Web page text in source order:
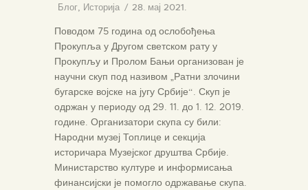
Блог, Историја 28. мај 2021.
Поводом 75 година од ослобођења
Прокупља у Другом светском рату у
Прокупљу и Пролом Бањи организован је
научни скуп под називом „Ратни злочини
бугарске војске на југу Србије“. Скуп је
одржан у периоду од 29. 11. до 1. 12. 2019.
године. Организатори скупа су били:
Народни музеј Топлице и секција
историчара Музејског друштва Србије.
Министарство културе и информисања
финансијски је помогло одржавање скупа.